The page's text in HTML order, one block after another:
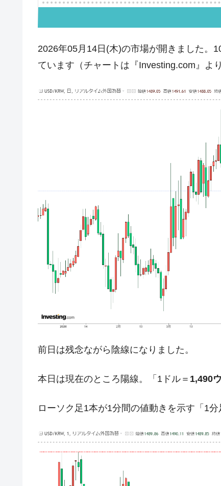
中国だけが鉄鋼輸出を異常増加さ
『Money1』 韓国製造業「半導体絶好調」のウ
『Money1』 【米韓激突案件】韓国消費者院が『
『Money1』 韓国で猛暑。南東部では干ばつ
韓国政府『BYD』車への補助金を
在韓米国大使スティールが着韓！
『Money1』 韓国政府「2035年までに18.4GW規
『Money1』 JPモルガン「韓国レバレッジETFの
韓国『国民年金公団』株価暴落で200
『Money1』 韓国政府「ニセＫ-ブランドを通報
『Money1』 韓国「橋が落ちました」⇒ 耐久性「
韓国鉄鋼最大手『POSCO』ズブズ
『Money1』
米国下院「韓国の公務員個人をタ
『Money1』 韓国ボンクラ政策室長･金容範、株
『Money1』
【速報】韓国株式市場の暴落・本日
『Money1』 IT産業は人を雇用する効果は低い。
『Money1』 韓国「株式市場が賭博場のように
韓国「2026年1Q 資金循環統計」面
2026年05月14日(木)の市場が開きました。
ています（チャートは『Investing.com』よ
前日は残念ながら陰線になりました。
本日は現在のところ陽線。「1ドル＝ 1,490
ローソク足1本が1分間の値動きを示す「1